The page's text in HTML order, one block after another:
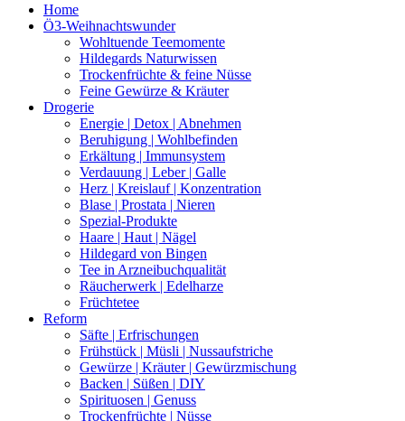
Home
Ö3-Weihnachtswunder
Wohltuende Teemomente
Hildegards Naturwissen
Trockenfrüchte & feine Nüsse
Feine Gewürze & Kräuter
Drogerie
Energie | Detox | Abnehmen
Beruhigung | Wohlbefinden
Erkältung | Immunsystem
Verdauung | Leber | Galle
Herz | Kreislauf | Konzentration
Blase | Prostata | Nieren
Spezial-Produkte
Haare | Haut | Nägel
Hildegard von Bingen
Tee in Arzneibuchqualität
Räucherwerk | Edelharze
Früchtetee
Reform
Säfte | Erfrischungen
Frühstück | Müsli | Nussaufstriche
Gewürze | Kräuter | Gewürzmischung
Backen | Süßen | DIY
Spirituosen | Genuss
Trockenfrüchte | Nüsse